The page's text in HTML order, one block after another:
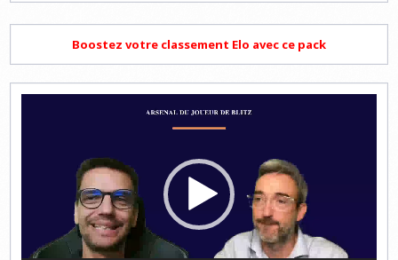
Boostez votre classement Elo avec ce pack